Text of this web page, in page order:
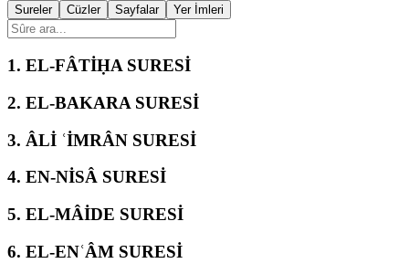
Sureler
Cüzler Sayfalar Yer İmleri
1. EL-FÂTİḤA SURESİ
2. EL-BAKARA SURESİ
3. ÂLİ ʿİMRÂN SURESİ
4. EN-NİSÂ SURESİ
5. EL-MÂİDE SURESİ
6. EL-ENʿÂM SURESİ